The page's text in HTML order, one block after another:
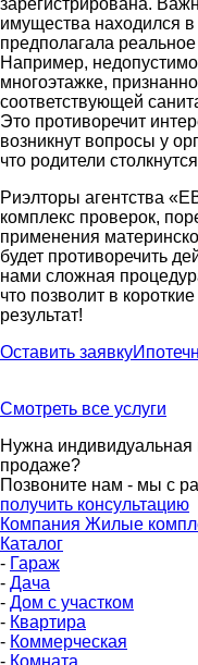
имущества находился
предполагала
Например,
многоэтажке,
соответствующей
Это противоречит
возникнут вопросы у
что родители
Риэлторы агентства
комплекс проверок,
применения
будет противоречить
нами сложная
что позволит в
результат!
Оставить заявку
Смотреть все услуги
Нужна индивидуальная
продаже?
Позвоните нам - мы с
получить консультацию
Компания Жилые
Каталог
- Гараж
- Дача
- Дом с участком
- Квартира
- Коммерческая
- Комната